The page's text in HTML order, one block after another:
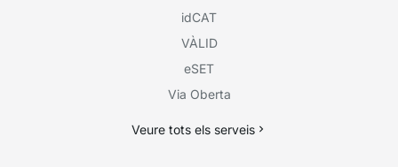
idCAT
VÀLID
eSET
Via Oberta
Veure tots els serveis